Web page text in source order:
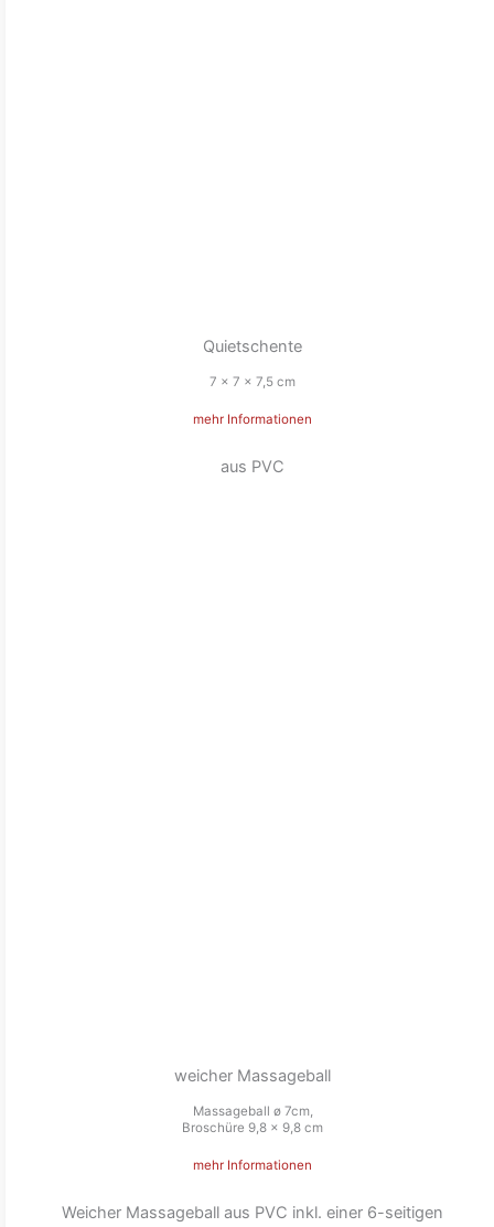
Quietschente
7 x 7 x 7,5 cm
mehr Informationen
aus PVC
weicher Massageball
Massageball ø 7cm,
Broschüre 9,8 x 9,8 cm
mehr Informationen
Weicher Massageball aus PVC inkl. einer 6-seitigen